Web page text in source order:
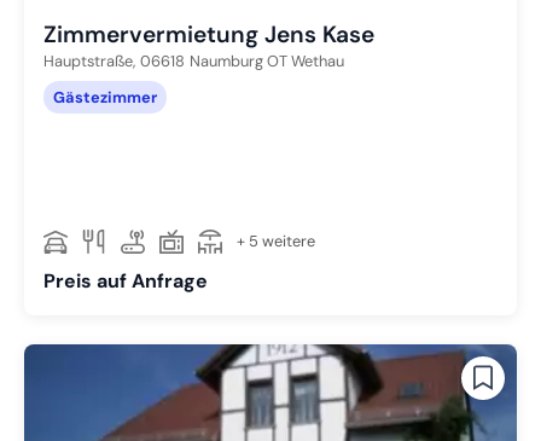
Zimmervermietung Jens Kase
Hauptstraße, 06618 Naumburg OT Wethau
Gästezimmer
+ 5 weitere
Preis auf Anfrage